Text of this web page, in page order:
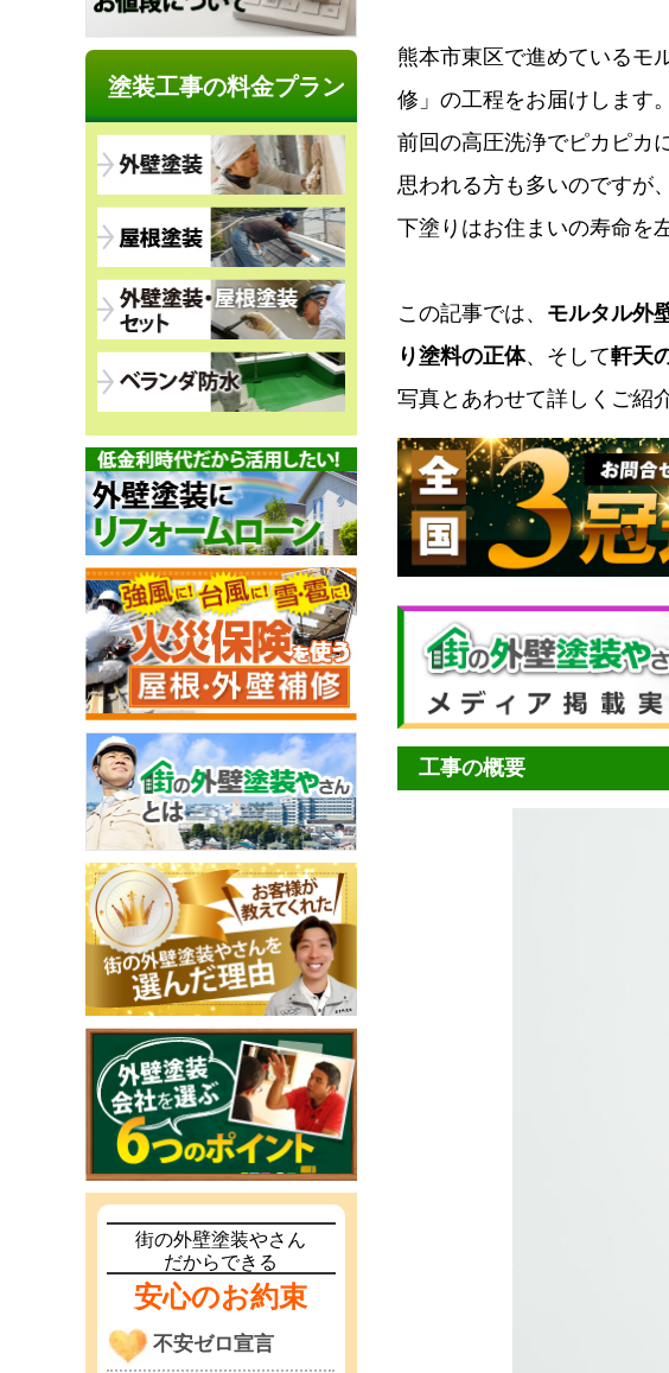
熊本市東区で進めているモ
修」の工程をお届けします。
前回の高圧洗浄でピカピカ
思われる方も多いのですが
下塗りはお住まいの寿命を
この記事では、 モルタル外
り塗料の正体、そして軒天
写真とあわせて詳しくご紹
工事の概要
塗装工事の料金プラン
街の外壁塗装やさん
だからできる
安心のお約束
不安ゼロ宣言